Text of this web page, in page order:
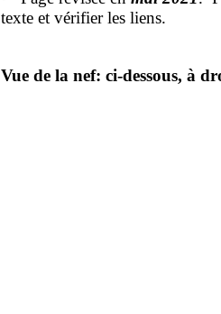
texte et vérifier les liens.
Vue de la nef: ci-dessous, à